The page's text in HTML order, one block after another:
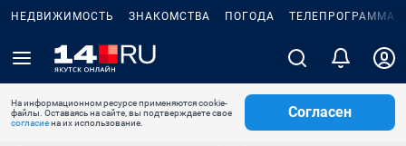
НЕДВИЖИМОСТЬ ЗНАКОМСТВА ПОГОДА ТЕЛЕПРОГРАММА
На информационном ресурсе применяются cookie-
файлы. Оставаясь на сайте, вы подтверждаете свое
согласиена их использование.
Согласен